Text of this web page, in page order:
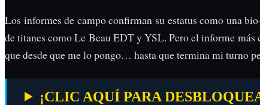
Los informes de campo confirman su estatus como una
de titanes como Le Beau EDT y YSL. Pero el informe más
que desde que me lo pongo… hasta que termina mi turno
¡CLIC AQUÍ PARA